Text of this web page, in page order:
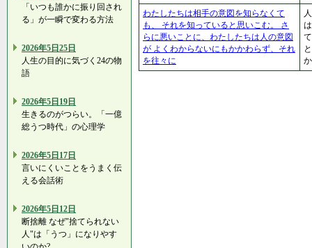
「いつも誰かに振り回され
る」が一瞬で変わる方法
2026年5日25日
人生の目的に気づく24の物
語
2026年5日19日
生きるのがつらい。「一億
総うつ時代」の心理学
2026年5日17日
言いにくいことをうまく伝
える会話術
2026年5日12日
断捨離 なぜ"捨てられない
人"は「うつ」になりやす
わたしたちは相手の意図を知らなくて
も、 それを知っていると思いこむ。 さ
らに悪いことに、わたしたちは人の意図
が よくわからないにもかかわらず、それ
を往々に